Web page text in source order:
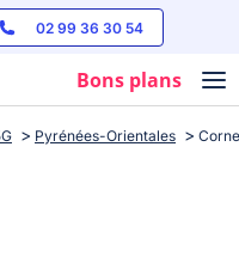
02 99 36 30 54
Bons plans
Pyrénées-Orientales